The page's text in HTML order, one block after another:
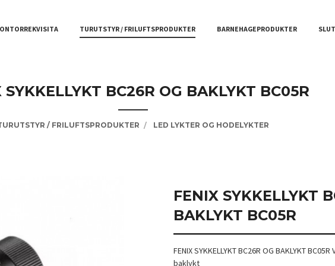
TURUTSTYR / FRILUFTSPRODUKTER BARNEHAGEPRODUKTER
SYKKELLYKT BC26R OG BAKLYKT BC05R
/ FRILUFTSPRODUKTER LED LYKTER OG HODELYKTER
FENIX SYKKELLYKT
BAKLYKT BC05R
FENIX SYKKELLYKT BC26R OG BAKLYKT
baklykt